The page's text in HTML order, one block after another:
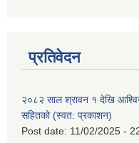
प्रतिवेदन
२०८२ साल श्रावन १ देखि
सहितको (स्वत: प्रकाशन)
Post date: 11/02/2025 -